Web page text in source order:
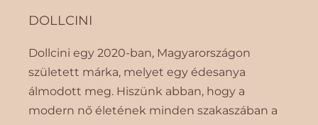
DOLLCINI
Dollcini egy 2020-ban, Magyarországon
született márka, melyet egy édesanya
álmodott meg. Hiszünk abban, hogy a
modern nő életének minden szakaszában a